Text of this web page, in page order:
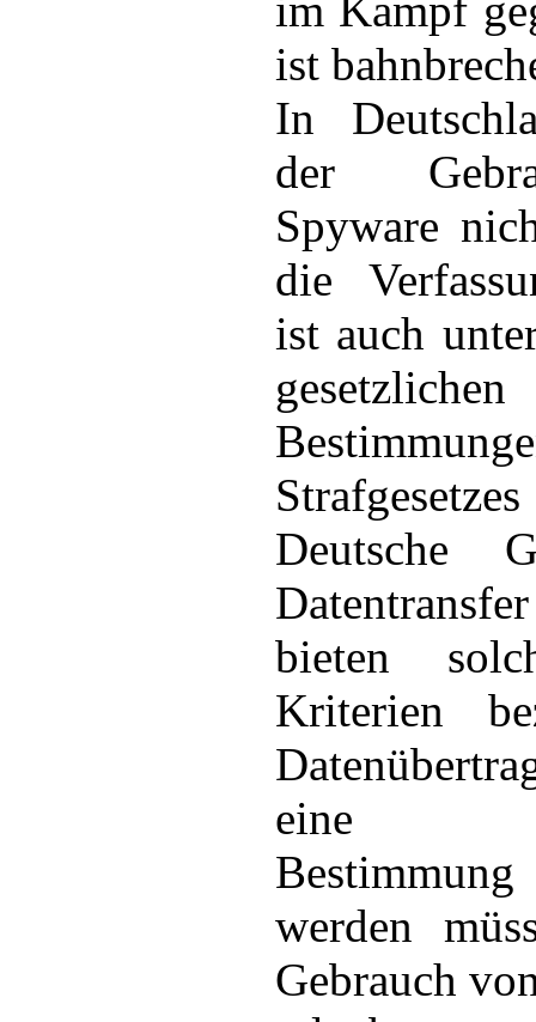
ist
In
der
Spyware
die
ist auch
gesetzlichen
Deutsche
bieten
Kriterien
eine
werden
Gebrauch